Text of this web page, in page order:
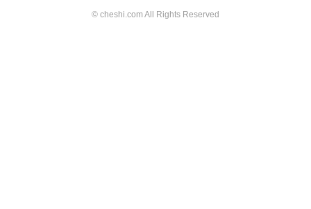
© cheshi.com All Rights Reserved